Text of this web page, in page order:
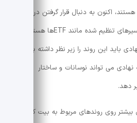
اکنون به دنبال قرار گرفتن در
معرض بیت کوین از مسیرهای تنظیم شده مانند ETFها هستند.
باید این روند را زیر نظر داشته باشند،
نهادی می تواند نوسانات و ساختار
دهد.
روی روندهای مربوط به بیت کوین